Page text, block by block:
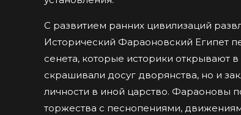
С развитием ранних цивилизаций
Исторический Фараоновский Египет
сенета, которые историки открывают
скрашивали досуг дворянства, но и
личности в иной царство. Фараоновы
торжества с песнопениями,